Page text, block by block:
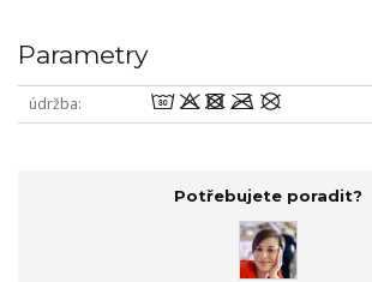
Parametry
údržba wodmU
Potřebujete poradit?